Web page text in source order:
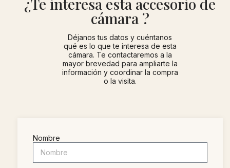
cámara ?
Déjanos tus datos y cuéntanos
qué es lo que te interesa de esta
cámara. Te contactaremos a la
mayor brevedad para ampliarte la
información y coordinar la compra
o la visita.
Nombre